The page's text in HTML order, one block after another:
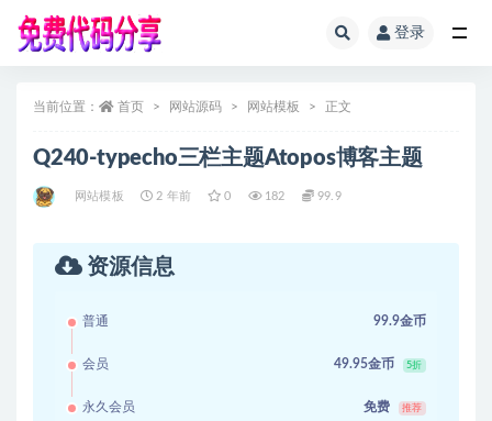
登录
当前位置： 首页 网站源码 网站模板 正文
Q240-typecho三栏主题Atopos博客主题
网站模板 2 年前 0 182 99.9
资源信息
普通 99.9金币
会员 49.95金币 5折
永久会员 免费 推荐